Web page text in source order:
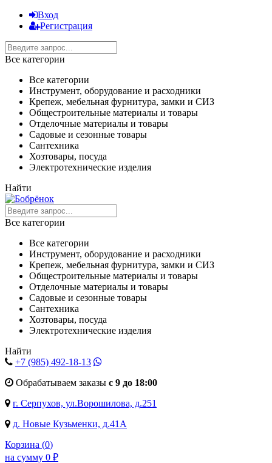
Вход
Регистрация
Все категории
Все категории
Инструмент, оборудование и расходники
Крепеж, мебельная фурнитура, замки и СИЗ
Общестроительные материалы и товары
Отделочные материалы и товары
Садовые и сезонные товары
Сантехника
Хозтовары, посуда
Электротехнические изделия
Найти
Все категории
Все категории
Инструмент, оборудование и расходники
Крепеж, мебельная фурнитура, замки и СИЗ
Общестроительные материалы и товары
Отделочные материалы и товары
Садовые и сезонные товары
Сантехника
Хозтовары, посуда
Электротехнические изделия
Найти
+7 (985) 492-18-13
Обрабатываем заказы с 9 до 18:00
г. Серпухов, ул.Ворошилова, д.251
д. Новые Кузьменки, д.41А
Корзина (0)
на сумму 0 ₽